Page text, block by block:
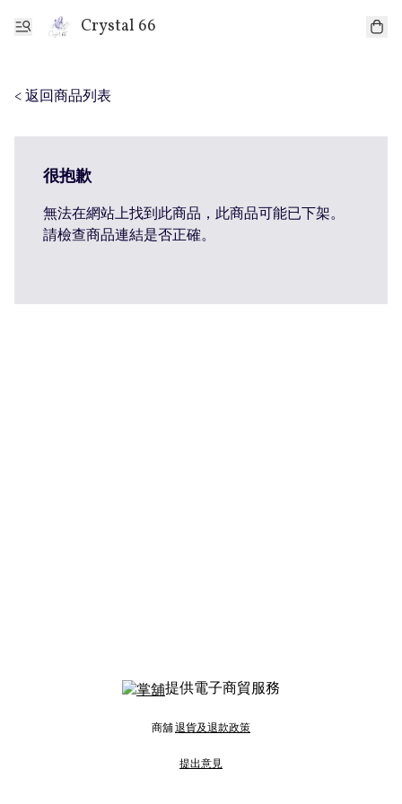
Crystal 66
< 返回商品列表
很抱歉
無法在網站上找到此商品，此商品可能已下架。
請檢查商品連結是否正確。
提供電子商貿服務
商舖退貨及退款政策
提出意見